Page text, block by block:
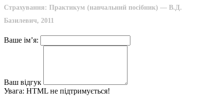
Страхування: Практикум (навчальний посібник) — В.Д.
Базилевич, 2011
Ваше ім’я:
Ваш відгук
Увага: HTML не підтримується!